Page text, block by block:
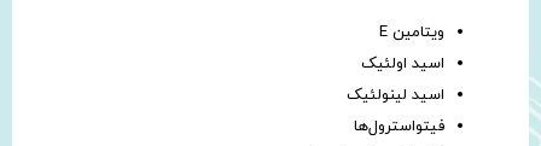
ویتامین E
اسید اولئیک
اسید لینولئیک
فیتواسترول‌ها